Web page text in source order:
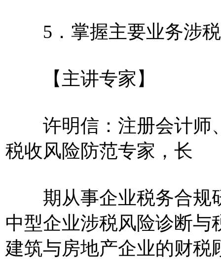
5．掌握主要业务涉税
【主讲专家】
许明信：注册会计师
税收风险防范专家，长
期从事企业税务合规
中型企业涉税风险诊断与
建筑与房地产企业的财税